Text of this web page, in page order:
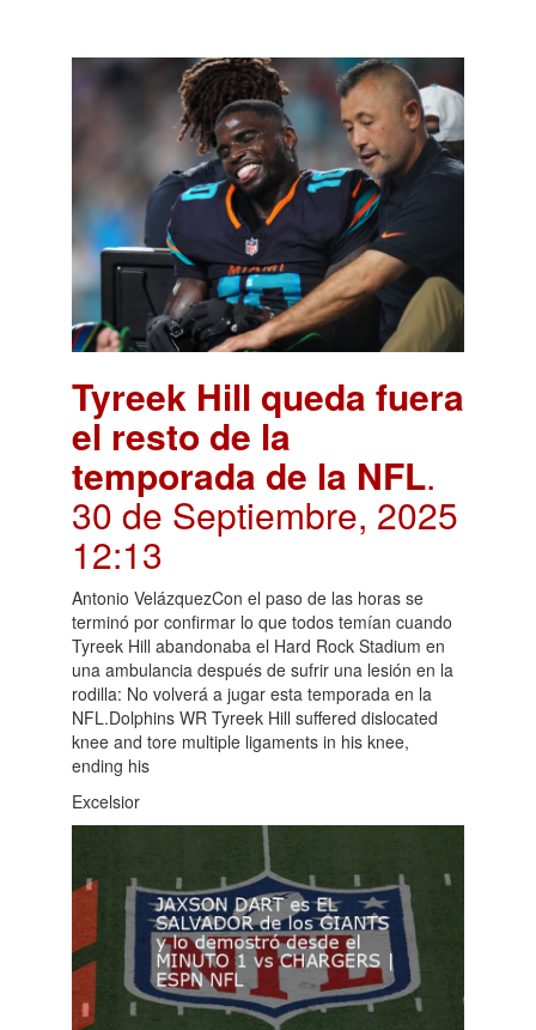
Tyreek Hill queda fuera
el resto de la
temporada de la NFL.
30 de Septiembre, 2025
12:13
Antonio VelázquezCon el paso de las horas se
terminó por confirmar lo que todos temían cuando
Tyreek Hill abandonaba el Hard Rock Stadium en
una ambulancia después de sufrir una lesión en la
rodilla: No volverá a jugar esta temporada en la
NFL.Dolphins WR Tyreek Hill suffered dislocated
knee and tore multiple ligaments in his knee,
ending his
Excelsior